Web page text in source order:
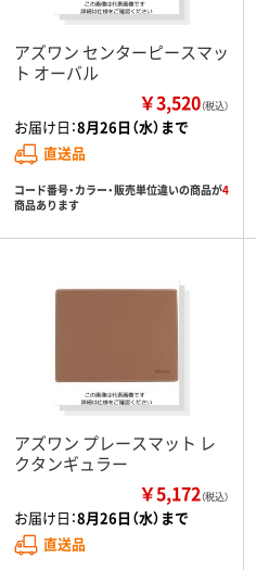
アズワン センターピースマッ
ト オーバル
￥3,520（税込）
お届け日：8月26日（水）まで
直送品
コード番号・カラー・販売単位違いの商品が4
商品あります
アズワン プレースマット レ
クタンギュラー
￥5,172（税込）
お届け日：8月26日（水）まで
直送品